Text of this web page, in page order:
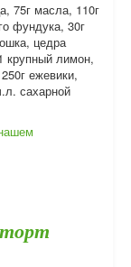
75г масла, 110г
фундука, 30г
цедра
крупный лимон,
ежевики,
сахарной